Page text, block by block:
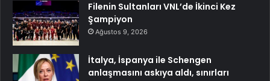
Filenin Sultanları VNL’de İkinci Kez
Şampiyon
Ağustos 9, 2026
İtalya, İspanya ile Schengen
anlaşmasını askıya aldı, sınırları